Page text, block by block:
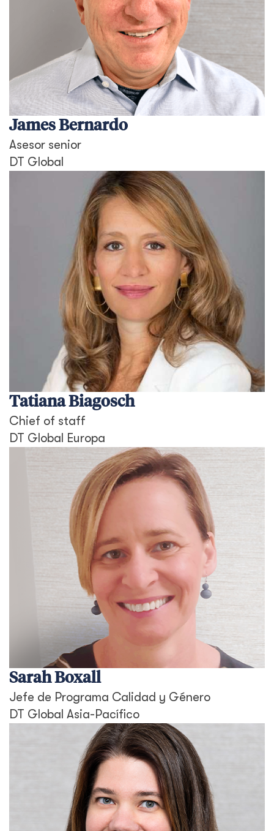
James Bernardo
Asesor senior
DT Global
Tatiana Biagosch
Chief of staff
DT Global Europa
Sarah Boxall
Jefe de Programa Calidad y Género
DT Global Asia-Pacífico